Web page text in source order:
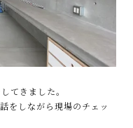
てきました。
をしながら現場のチェッ